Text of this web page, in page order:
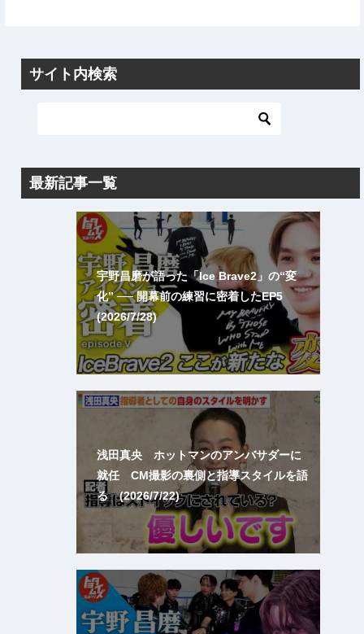
サイト内検索
最新記事一覧
宇野昌磨が語った「Ice Brave2」の“変
化” ── 開幕前の練習に密着したEP5
(2026/7/28)
浅田真央 ホットマンのアンバサダーに
就任 CM撮影の裏側と指導スタイルを語
る (2026/7/22)